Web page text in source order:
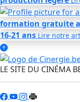
formation gratuite
16-21 ans Lire notre
LE SITE DU CINÉMA